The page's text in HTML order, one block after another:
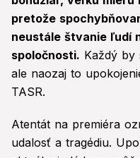
pretože
neustále štvanie ľudí
spoločnosti. Každý by
ale naozaj to
TASR.
Atentát na premiéra
udalosť a tragédiu.